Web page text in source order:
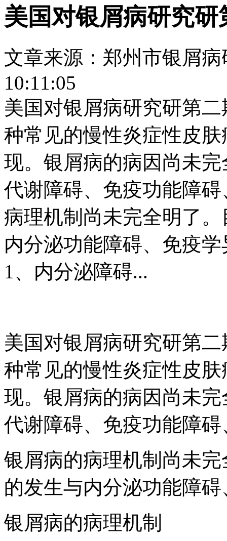
美国对银屑病研究
文章来源：郑州市银屑
10:11:05
美国对银屑病研究研第
种常见的慢性炎症性皮
现。银屑病的病因尚未
代谢障碍、免疫功能障
病理机制尚未完全明了
内分泌功能障碍、免疫
1、内分泌障碍...
美国对银屑病研究研第
种常见的慢性炎症性皮
现。银屑病的病因尚未
代谢障碍、免疫功能障
银屑病的病理机制尚未
的发生与内分泌功能障
银屑病的病理机制